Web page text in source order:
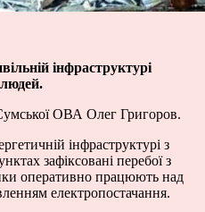
інфраструктурі
ОВА Олег Григоров.
інфраструктурі з
зафіксовані перебої з
оперативно працюють над
електропостачання.